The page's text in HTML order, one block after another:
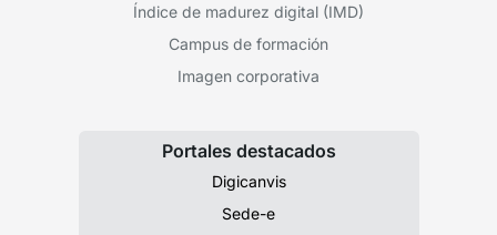
Índice de madurez digital (IMD)
Campus de formación
Imagen corporativa
Portales destacados
Digicanvis
Sede-e